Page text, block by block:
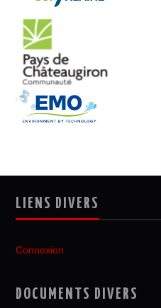
LIENS DIVERS
Connexion
DOCUMENTS DIVERS